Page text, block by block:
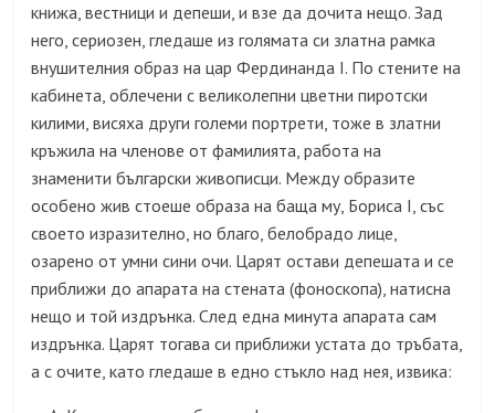
книжа, вестници и депеши, и взе да дочита нещо. Зад
него, сериозен, гледаше из голямата си златна рамка
внушителния образ на цар Фердинанда I. По стените на
кабинета, облечени с великолепни цветни пиротски
килими, висяха други големи портрети, тоже в златни
кръжила на членове от фамилията, работа на
знаменити български живописци. Между образите
особено жив стоеше образа на баща му, Бориса I, със
своето изразително, но благо, белобрадо лице,
озарено от умни сини очи. Царят остави депешата и се
приближи до апарата на стената (фоноскопа), натисна
нещо и той издрънка. След една минута апарата сам
издрънка. Царят тогава си приближи устата до тръбата,
а с очите, като гледаше в едно стъкло над нея, извика: